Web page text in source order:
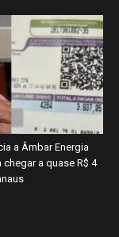
a Âmbar Energia
a quase R$ 4